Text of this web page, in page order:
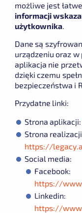
możliwe jest
informacji
użytkownika.
Dane są
urządzeniu oraz
aplikacja nie
dzięki czemu
bezpieczeństwa i
Przydatne linki:
Strona aplikacji:
Strona
https://
Social media:
Facebook:
https://
Linkedin:
https://